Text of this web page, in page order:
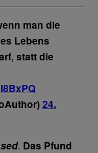
man die
Lebens
statt die
24.
. Das Pfund